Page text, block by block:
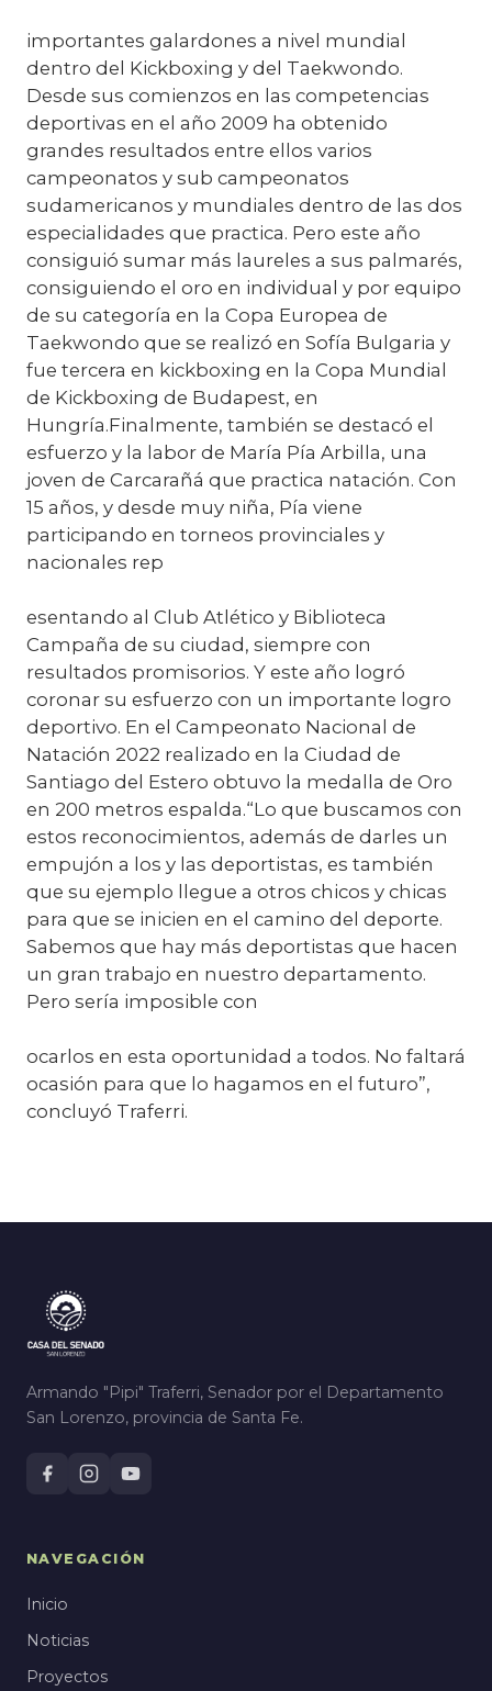
importantes galardones a nivel mundial
dentro del Kickboxing y del Taekwondo.
Desde sus comienzos en las competencias
deportivas en el año 2009 ha obtenido
grandes resultados entre ellos varios
campeonatos y sub campeonatos
sudamericanos y mundiales dentro de las dos
especialidades que practica. Pero este año
consiguió sumar más laureles a sus palmarés,
consiguiendo el oro en individual y por equipo
de su categoría en la Copa Europea de
Taekwondo que se realizó en Sofía Bulgaria y
fue tercera en kickboxing en la Copa Mundial
de Kickboxing de Budapest, en
Hungría.Finalmente, también se destacó el
esfuerzo y la labor de María Pía Arbilla, una
joven de Carcarañá que practica natación. Con
15 años, y desde muy niña, Pía viene
participando en torneos provinciales y
nacionales rep
esentando al Club Atlético y Biblioteca
Campaña de su ciudad, siempre con
resultados promisorios. Y este año logró
coronar su esfuerzo con un importante logro
deportivo. En el Campeonato Nacional de
Natación 2022 realizado en la Ciudad de
Santiago del Estero obtuvo la medalla de Oro
en 200 metros espalda.“Lo que buscamos con
estos reconocimientos, además de darles un
empujón a los y las deportistas, es también
que su ejemplo llegue a otros chicos y chicas
para que se inicien en el camino del deporte.
Sabemos que hay más deportistas que hacen
un gran trabajo en nuestro departamento.
Pero sería imposible con
ocarlos en esta oportunidad a todos. No faltará
ocasión para que lo hagamos en el futuro”,
concluyó Traferri.
Armando "Pipi" Traferri, Senador por el Departamento
San Lorenzo, provincia de Santa Fe.
NAVEGACIÓN
Inicio
Noticias
Proyectos